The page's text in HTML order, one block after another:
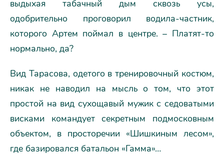
выдыхая табачный дым сквозь усы,
одобрительно проговорил водила-частник,
которого Артем поймал в центре. – Платят-то
нормально, да?
Вид Тарасова, одетого в тренировочный костюм,
никак не наводил на мысль о том, что этот
простой на вид сухощавый мужик с седоватыми
висками командует секретным подмосковным
объектом, в просторечии «Шишкиным лесом»,
где базировался батальон «Гамма»…